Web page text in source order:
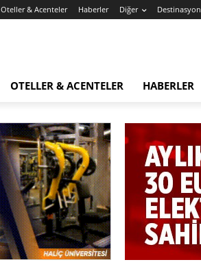
Oteller & Acenteler Haberler Diğer Destinasyon
OTELLER & ACENTELER HABERLER